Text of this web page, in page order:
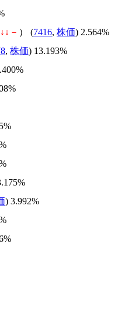
↓ ↓ － ） (7416, 株価) 2.564%
, 株価) 13.193%
) 3.992%